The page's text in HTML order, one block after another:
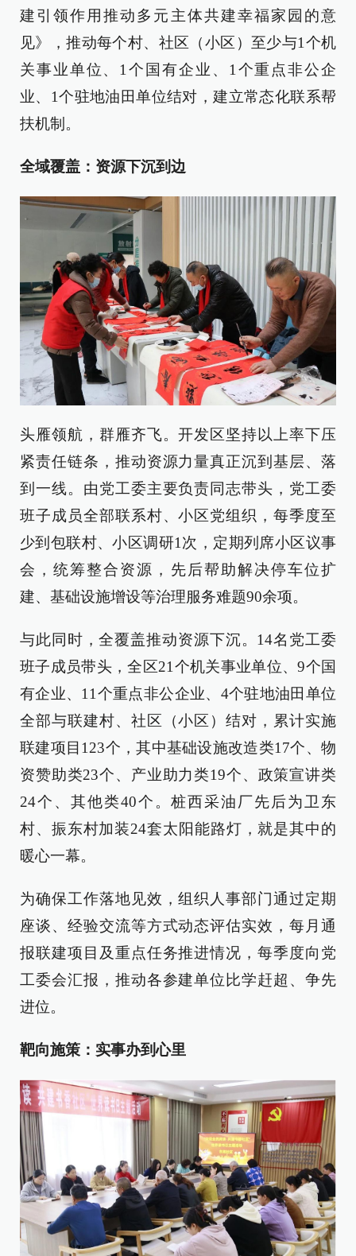
建引领作用推动多元主体共建幸福家园的意
见》，推动每个村、社区（小区）至少与1个机
关事业单位、1个国有企业、1个重点非公企
业、1个驻地油田单位结对，建立常态化联系帮
扶机制。
全域覆盖：资源下沉到边
头雁领航，群雁齐飞。开发区坚持以上率下压
紧责任链条，推动资源力量真正沉到基层、落
到一线。由党工委主要负责同志带头，党工委
班子成员全部联系村、小区党组织，每季度至
少到包联村、小区调研1次，定期列席小区议事
会，统筹整合资源，先后帮助解决停车位扩
建、基础设施增设等治理服务难题90余项。
与此同时，全覆盖推动资源下沉。14名党工委
班子成员带头，全区21个机关事业单位、9个国
有企业、11个重点非公企业、4个驻地油田单位
全部与联建村、社区（小区）结对，累计实施
联建项目123个，其中基础设施改造类17个、物
资赞助类23个、产业助力类19个、政策宣讲类
24个、其他类40个。桩西采油厂先后为卫东
村、振东村加装24套太阳能路灯，就是其中的
暖心一幕。
为确保工作落地见效，组织人事部门通过定期
座谈、经验交流等方式动态评估实效，每月通
报联建项目及重点任务推进情况，每季度向党
工委会汇报，推动各参建单位比学赶超、争先
进位。
靶向施策：实事办到心里